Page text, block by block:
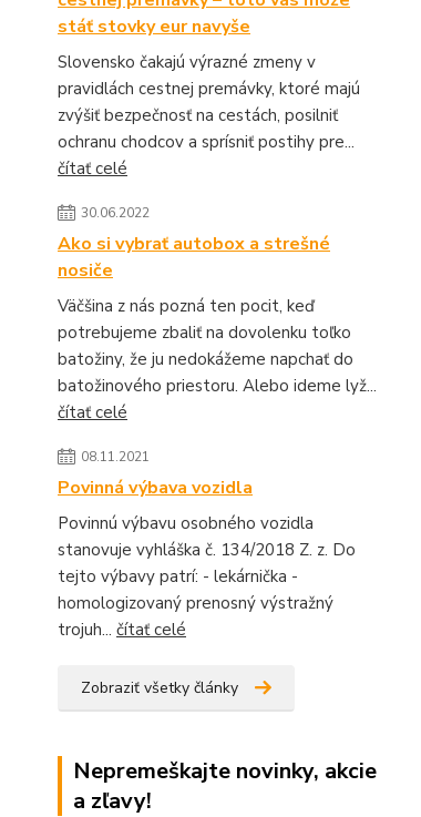
stáť stovky eur navyše
Slovensko čakajú výrazné zmeny v
pravidlách cestnej premávky, ktoré majú
zvýšiť bezpečnosť na cestách, posilniť
ochranu chodcov a sprísniť postihy pre...
čítať celé
30.06.2022
Ako si vybrať autobox a strešné
nosiče
Väčšina z nás pozná ten pocit, keď
potrebujeme zbaliť na dovolenku toľko
batožiny, že ju nedokážeme napchať do
batožinového priestoru. Alebo ideme lyž...
čítať celé
08.11.2021
Povinná výbava vozidla
Povinnú výbavu osobného vozidla
stanovuje vyhláška č. 134/2018 Z. z. Do
tejto výbavy patrí: - lekárnička -
homologizovaný prenosný výstražný
trojuh... čítať celé
Zobraziť všetky články
Nepremeškajte novinky, akcie
a zľavy!